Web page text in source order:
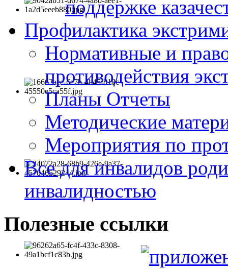
поддержке
Профилактика
Нормативные и
противодействия
Планы Отчеты
Методические
Мероприятия по
Все для инвалидов
инвалидностью
Полезные ссылки